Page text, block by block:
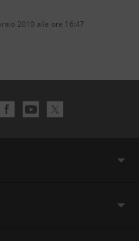
2010 alle ore 16:47